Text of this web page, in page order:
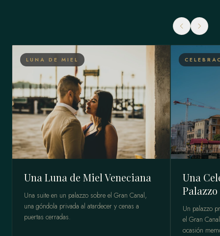
LUNA DE MIEL
Una Luna de Miel Veneciana
Una suite en un palazzo sobre el Gran Canal,
una góndola privada al atardecer y cenas a
puertas cerradas.
Una
Palazzo
Un palazzo
el Gran
ocasión